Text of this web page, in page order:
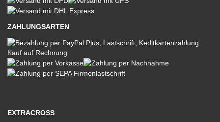
ZAHLUNGSARTEN
EXTRACROSS